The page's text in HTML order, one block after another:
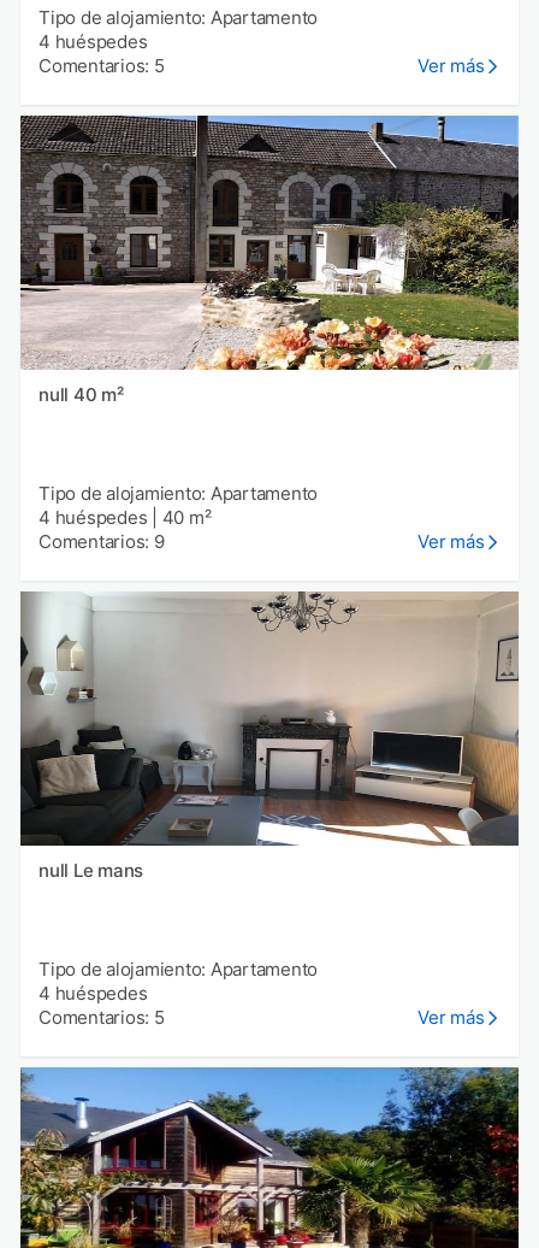
Tipo de alojamiento: Apartamento
4 huéspedes
Comentarios: 5
Ver más
null 40 m²
Tipo de alojamiento: Apartamento
4 huéspedes
40 m²
Comentarios: 9
Ver más
null Le mans
Tipo de alojamiento: Apartamento
4 huéspedes
Comentarios: 5
Ver más